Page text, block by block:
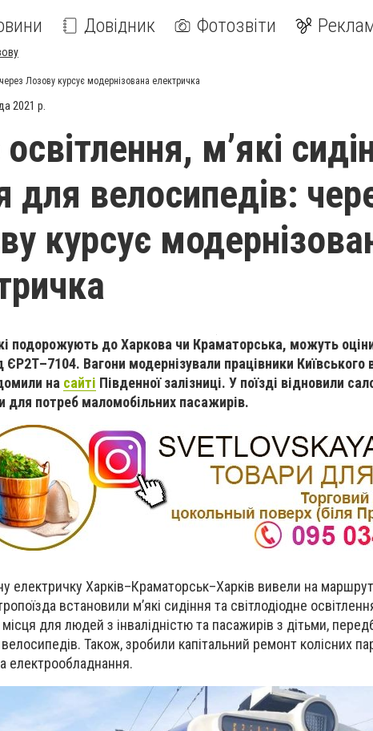
Довідник Фотозвіти
Лозову курсує модернізована електричка
2021 р.
м’які
для велосипедів:
курсує
подорожують до Харкова чи Краматорська, можуть
ЄР2Т–7104. Вагони модернізували працівники Київського
на сайті Південної залізниці. У поїзді відновили
для потреб маломобільних пасажирів.
електричку Харків–Краматорськ–Харків вивели на
встановили м’які сидіння та світлодіодне
для людей з інвалідністю та пасажирів з дітьми,
Також, зробили капітальний ремонт колісних
електрообладнання.